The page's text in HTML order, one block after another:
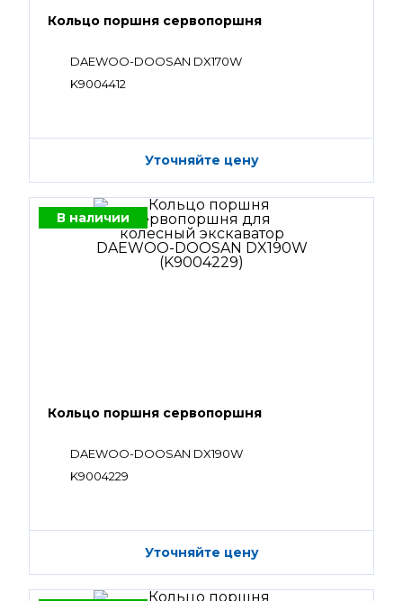
Кольцо поршня сервопоршня
DAEWOO-DOOSAN DX170W
K9004412
Уточняйте цену
В наличии
Кольцо поршня сервопоршня
DAEWOO-DOOSAN DX190W
K9004229
Уточняйте цену